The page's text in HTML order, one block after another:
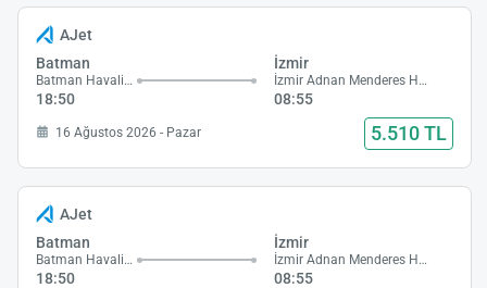
AJet
Batman
Batman Havalimanı
18:50
İzmir
İzmir Adnan Menderes Havalimanı
08:55
16 Ağustos 2026 - Pazar 5.510 TL
AJet
Batman
Batman Havalimanı
18:50
İzmir
İzmir Adnan Menderes Havalimanı
08:55